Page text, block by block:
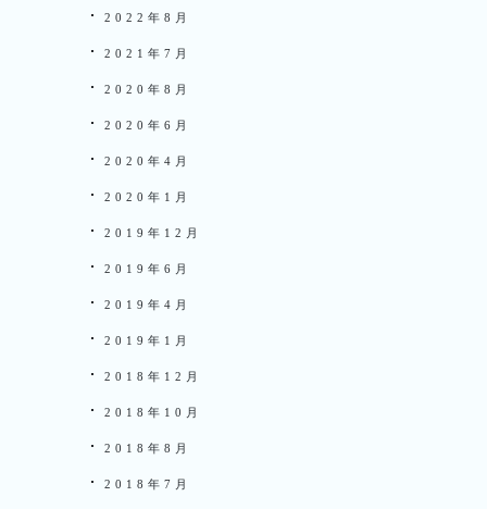
2022年8月
2021年7月
2020年8月
2020年6月
2020年4月
2020年1月
2019年12月
2019年6月
2019年4月
2019年1月
2018年12月
2018年10月
2018年8月
2018年7月